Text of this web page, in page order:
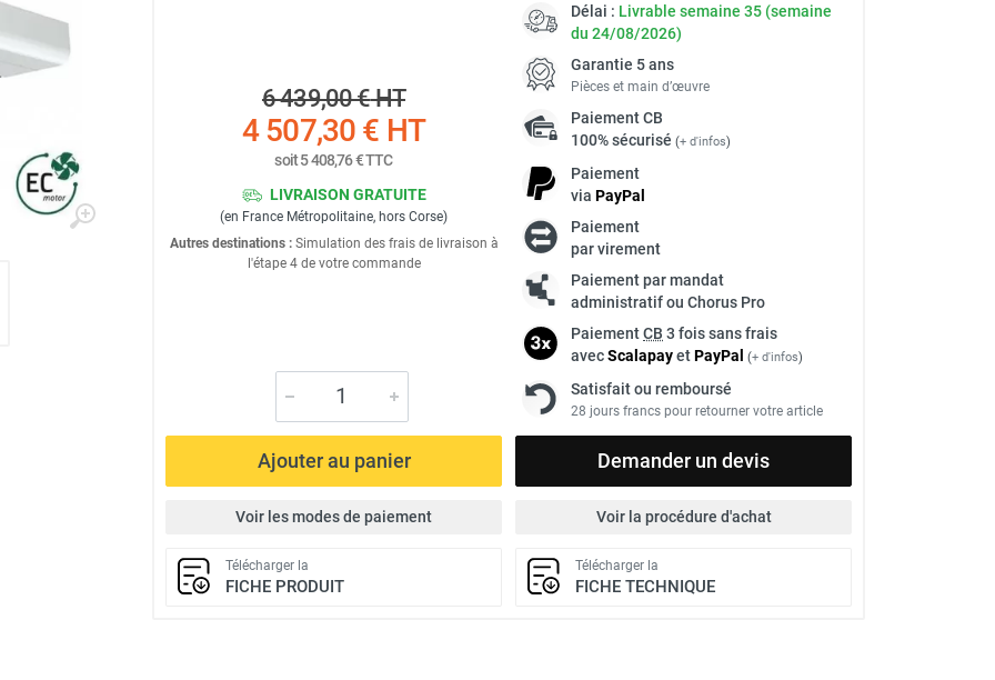
6 439,00 €HT
4 507,30 € HT
soit5 408,76 €TTC
LIVRAISON GRATUITE
(en France Métropolitaine, hors Corse)
Autres destinations :Simulation des frais de livraison à
l'étape 4 de votre commande
Délai : Livrable semaine 35 (semaine
du 24/08/2026)
Garantie 5 ans
Pièces et main d’œuvre
PaiementCB
100% sécurisé (+ d'infos)
Paiement
via PayPal
Paiement
par virement
Paiement par mandat
administratif ou Chorus Pro
PaiementCB 3 fois sans frais
avecScalapayetPayPal (+ d'infos)
Satisfait ou remboursé
28 jours francs pour retourner votre article
Ajouter au panier Demander un devis
Voir les modes de paiement Voir la procédure d'achat
Télécharger la
FICHE PRODUIT
Télécharger la
FICHE TECHNIQUE